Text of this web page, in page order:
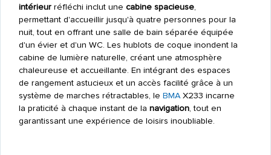
intérieurréfléchi inclut une cabine spacieuse,
permettant d'accueillir jusqu'à quatre personnes pour la
nuit, tout en offrant une salle de bain séparée équipée
d'un évier et d'un WC. Les hublots de coque inondent la
cabine de lumière naturelle, créant une atmosphère
chaleureuse et accueillante. En intégrant des espaces
de rangement astucieux et un accès facilité grâce à un
système de marches rétractables, le BMAX233 incarne
la praticité à chaque instant de la navigation, tout en
garantissant une expérience de loisirs inoubliable.